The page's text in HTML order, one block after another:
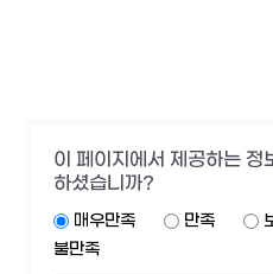
이 페이지에서 제공하는 정
하셨습니까?
매우만족 만족
불만족